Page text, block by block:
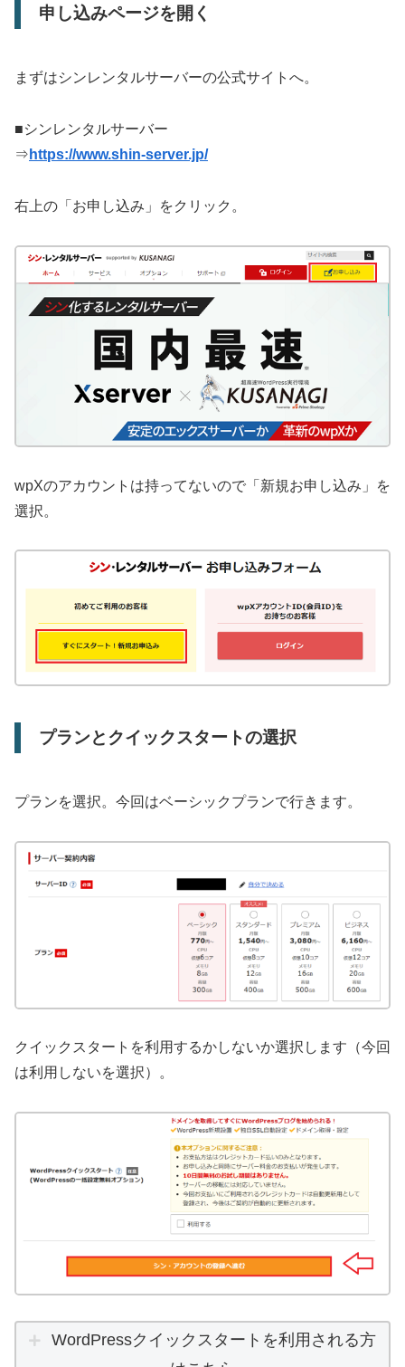
申し込みページを開く
まずはシンレンタルサーバーの公式サイトへ。
■シンレンタルサーバー
⇒ https://www.shin-server.jp/
右上の「お申し込み」をクリック。
wpXのアカウントは持ってないので「新規お申し込み」を
選択。
プランとクイックスタートの選択
プランを選択。今回はベーシックプランで行きます。
クイックスタートを利用するかしないか選択します（今回
は利用しないを選択）。
WordPressクイックスタートを利用される方